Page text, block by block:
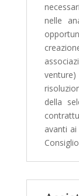
nelle
della
avanti